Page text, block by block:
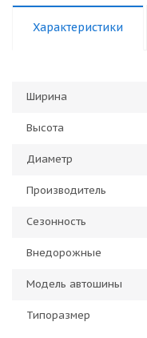
Характеристики
Ширина
Высота
Диаметр
Производитель
Сезонность
Внедорожные
Модель автошины
Типоразмер